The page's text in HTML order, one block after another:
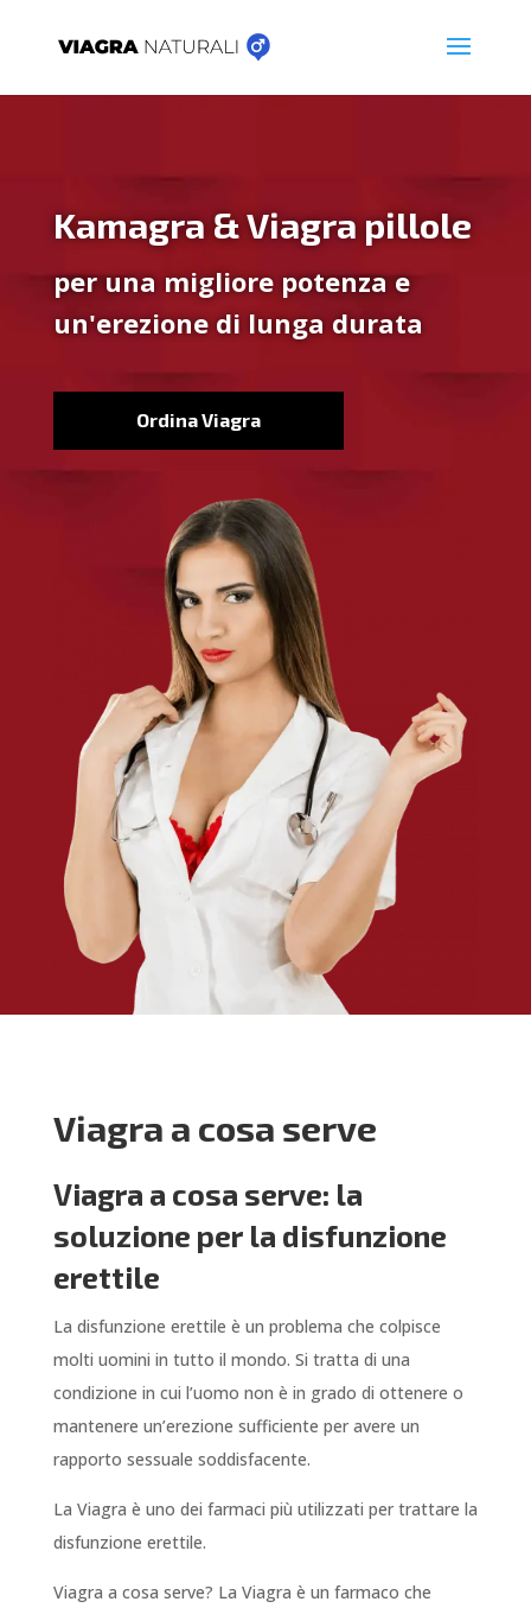
Kamagra & Viagra pillole
per una migliore potenza e
un'erezione di lunga durata
Ordina Viagra
Viagra a cosa serve
Viagra a cosa serve: la
soluzione per la disfunzione
erettile
La disfunzione erettile è un problema che colpisce
molti uomini in tutto il mondo. Si tratta di una
condizione in cui l’uomo non è in grado di ottenere o
mantenere un’erezione sufficiente per avere un
rapporto sessuale soddisfacente.
La Viagra è uno dei farmaci più utilizzati per trattare la
disfunzione erettile.
Viagra a cosa serve? La Viagra è un farmaco che